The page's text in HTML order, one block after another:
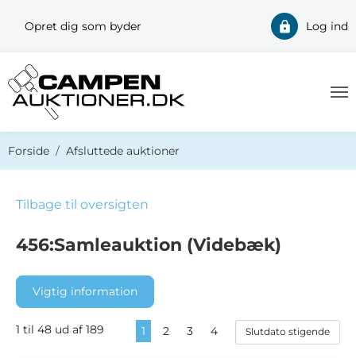
Opret dig som byder Log ind
Forside Afsluttede auktioner
Tilbage til oversigten
456:Samleauktion (Videbæk)
Vigtig information
1 til 48 ud af 189 1 2 3 4